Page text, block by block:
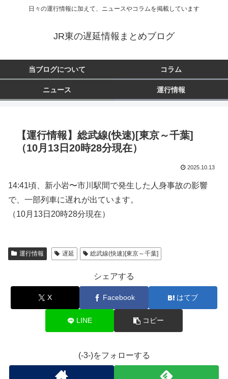
日々の運行情報に加えて、ニュースやコラムを掲載しています
JR東の遅延情報まとめブログ
当ブログについて コラム
ニュース 運行情報
【運行情報】総武線(快速)[東京～千葉]
（10月13日20時28分現在）
2025.10.13
14:41頃、新小岩〜市川駅間で発生した人身事故の影響
で、一部列車に遅れが出ています。
（10月13日20時28分現在）
運行情報 遅延 総武線(快速)[東京～千葉]
シェアする
X Facebook はてブ
LINE コピー
(-3-)をフォローする